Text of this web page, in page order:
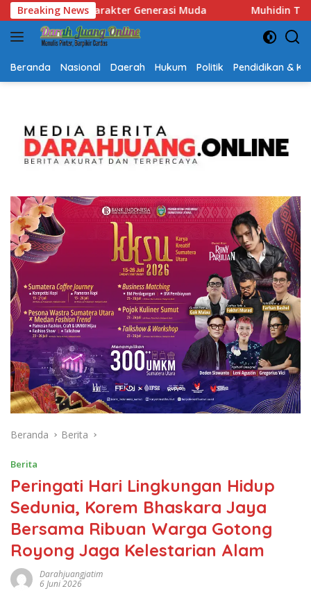
Langsung
ke
konten
Breaking News
Muhidin Tegaskan Penempatan Pejabat Kalsel Berbasis
Beranda Nasional Daerah Hukum Politik Pendidikan &
Beranda Berita
Berita
Peringati Hari Lingkungan Hidup
Sedunia, Korem Bhaskara Jaya
Bersama Ribuan Warga Gotong
Royong Jaga Kelestarian Alam
Darahjuangjatim
6 Juni 2026